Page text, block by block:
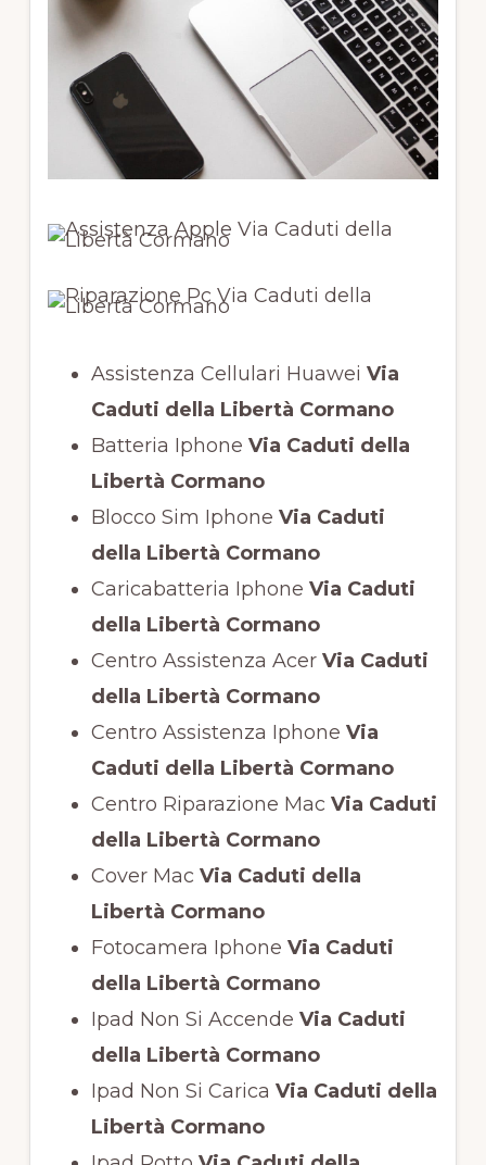
Assistenza Cellulari Huawei Via
Caduti della Libertà Cormano
Batteria Iphone Via Caduti della
Libertà Cormano
Blocco Sim Iphone Via Caduti
della Libertà Cormano
Caricabatteria Iphone Via Caduti
della Libertà Cormano
Centro Assistenza AcerVia Caduti
della Libertà Cormano
Centro Assistenza Iphone Via
Caduti della Libertà Cormano
Centro Riparazione Mac Via Caduti
della Libertà Cormano
Cover Mac Via Caduti della
Libertà Cormano
Fotocamera Iphone Via Caduti
della Libertà Cormano
Ipad Non Si Accende Via Caduti
della Libertà Cormano
Ipad Non Si Carica Via Caduti della
Libertà Cormano